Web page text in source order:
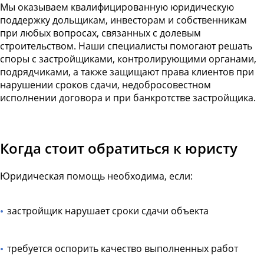
Мы оказываем квалифицированную юридическую
поддержку дольщикам, инвесторам и собственникам
при любых вопросах, связанных с долевым
строительством. Наши специалисты помогают решать
споры с застройщиками, контролирующими органами,
подрядчиками, а также защищают права клиентов при
нарушении сроков сдачи, недобросовестном
исполнении договора и при банкротстве застройщика.
Когда стоит обратиться к юристу
Юридическая помощь необходима, если:
застройщик нарушает сроки сдачи объекта
требуется оспорить качество выполненных работ